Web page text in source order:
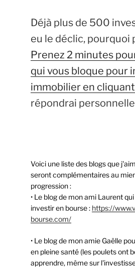
Déjà plus de 500
eu le déclic, pourquoi
Prenez 2 minutes
qui vous bloque pour
immobilier en
répondrai
Voici une liste des blogs que
seront complémentaires au
progression :
• Le blog de mon ami Laurent
investir en bourse : https://
bourse.com/
• Le blog de mon amie Gaëlle
en pleine santé (les poulets ont
apprendre, même sur